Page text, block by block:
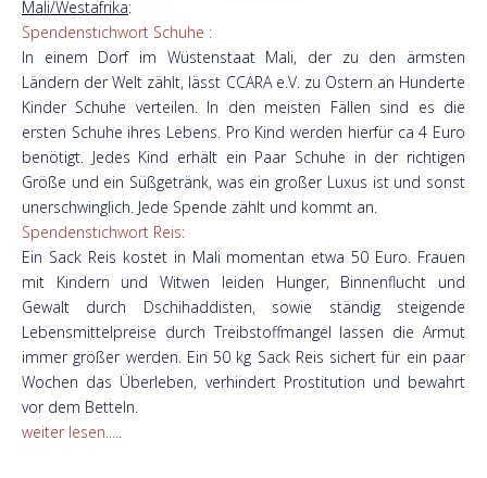
Mali/Westafrika:
Spendenstichwort Schuhe :
In einem Dorf im Wüstenstaat Mali, der zu den ärmsten
Ländern der Welt zählt, lässt CCARA e.V. zu Ostern an Hunderte
Kinder Schuhe verteilen. In den meisten Fällen sind es die
ersten Schuhe ihres Lebens. Pro Kind werden hierfür ca 4 Euro
benötigt. Jedes Kind erhält ein Paar Schuhe in der richtigen
Größe und ein Süßgetränk, was ein großer Luxus ist und sonst
unerschwinglich. Jede Spende zählt und kommt an.
Spendenstichwort Reis:
Ein Sack Reis kostet in Mali momentan etwa 50 Euro. Frauen
mit Kindern und Witwen leiden Hunger, Binnenflucht und
Gewalt durch Dschihaddisten, sowie ständig steigende
Lebensmittelpreise durch Treibstoffmangel lassen die Armut
immer größer werden. Ein 50 kg Sack Reis sichert für ein paar
Wochen das Überleben, verhindert Prostitution und bewahrt
vor dem Betteln.
weiter lesen.....